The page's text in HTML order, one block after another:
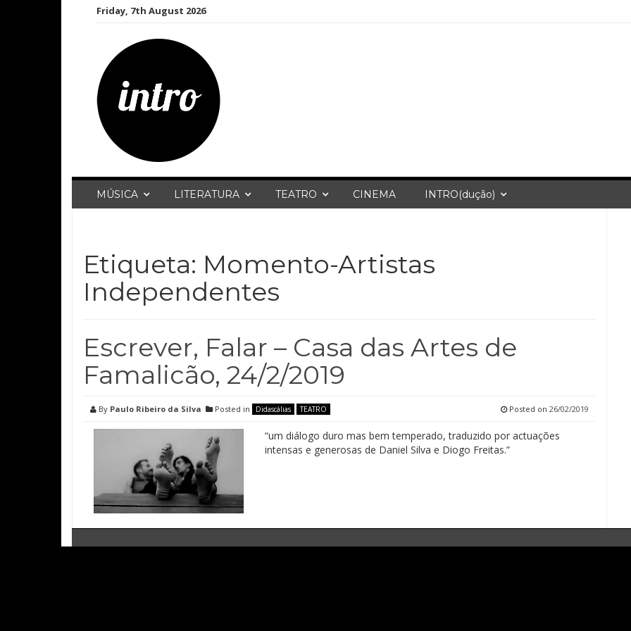
Friday, 7th August 2026
MÚSICA LITERATURA TEATRO CINEMA INTRO(dução)
Etiqueta: Momento-Artistas
Independentes
Escrever, Falar – Casa das Artes de
Famalicão, 24/2/2019
By Paulo Ribeiro da Silva Posted in Didascálias TEATRO Posted on 26/02/2019
“um diálogo duro mas bem temperado, traduzido por actuações
intensas e generosas de Daniel Silva e Diogo Freitas.”